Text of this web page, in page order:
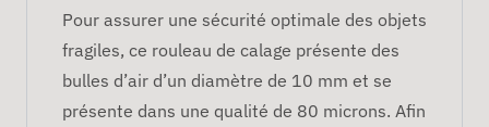
Pour assurer une sécurité optimale des objets
fragiles, ce rouleau de calage présente des
bulles d’air d’un diamètre de 10 mm et se
présente dans une qualité de 80 microns. Afin